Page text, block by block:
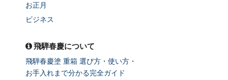
お正月
ビジネス
飛騨春慶について
飛騨春慶塗 重箱 選び方・使い方・
お手入れまで分かる完全ガイド